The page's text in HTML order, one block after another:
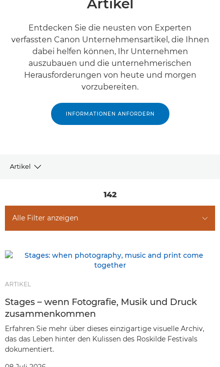
Artikel
Entdecken Sie die neusten von Experten
verfassten Canon Unternehmensartikel, die Ihnen
dabei helfen können, Ihr Unternehmen
auszubauen und die unternehmerischen
Herausforderungen von heute und morgen
vorzubereiten.
INFORMATIONEN ANFORDERN
Artikel
Artikel
142
Alle Filter anzeigen
ARTIKEL
Stages – wenn Fotografie, Musik und Druck
zusammenkommen
Erfahren Sie mehr über dieses einzigartige visuelle Archiv,
das das Leben hinter den Kulissen des Roskilde Festivals
dokumentiert.